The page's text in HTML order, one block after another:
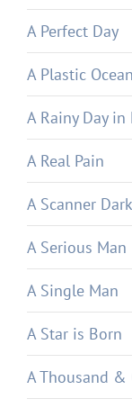
A Perfect Day
A Plastic Ocean
A Rainy Day in
A Real Pain
A Scanner
A Serious Man
A Single Man
A Star is Born
A Thousand &